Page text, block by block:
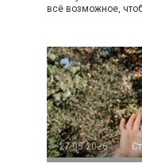
всё возможное,
27.05.2026